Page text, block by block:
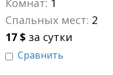
Комнат: 1
Спальных мест: 2
17 $ за сутки
Сравнить